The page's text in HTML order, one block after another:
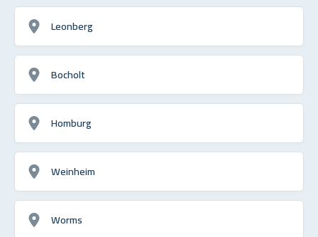
Leonberg
Bocholt
Homburg
Weinheim
Worms